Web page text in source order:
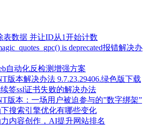
表数据 并让ID从1开始计数
is deprecated报错解决办
自动化反检测增强方案
版本解决办法 9.7.23.29406.绿色版下载
签ssl证书失败的解决办法
版本：一场用户被迫参与的”数字绑架”
下搜索引擎优化有哪些变化
力内容创作，AI提升网站排名